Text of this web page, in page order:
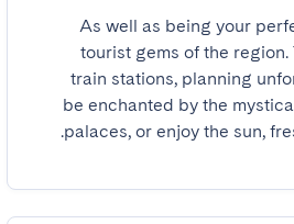
As well as being your
tourist gems of the
train stations, planning
be enchanted by the
palaces, or enjoy the sun,